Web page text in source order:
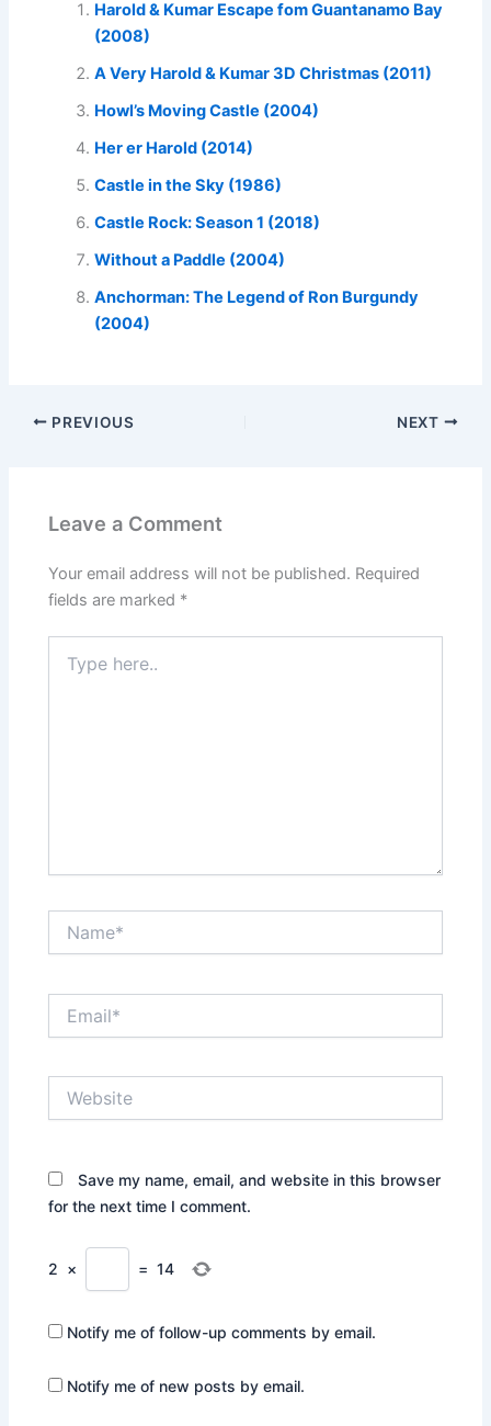
Harold & Kumar Escape fom Guantanamo Bay
(2008)
A Very Harold & Kumar 3D Christmas (2011)
Howl’s Moving Castle (2004)
Her er Harold (2014)
Castle in the Sky (1986)
Castle Rock: Season 1 (2018)
Without a Paddle (2004)
Anchorman: The Legend of Ron Burgundy
(2004)
PREVIOUS NEXT
Leave a Comment
Your email address will not be published. Required
fields are marked *
here..
Save my name, email, and website in this browser
for the next time I comment.
2 × = 14
Notify me of follow-up comments by email.
Notify me of new posts by email.